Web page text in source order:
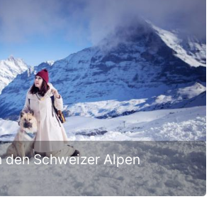
den Schweizer Alpen